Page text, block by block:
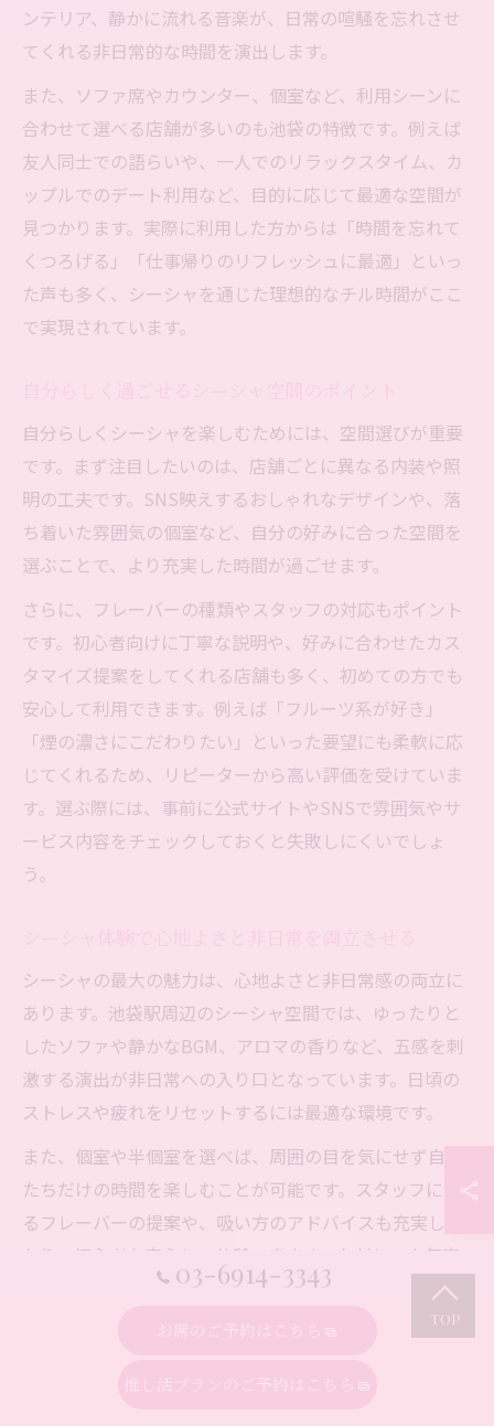
ンテリア、静かに流れる音楽が、日常の喧騒を忘れさせ
てくれる非日常的な時間を演出します。
また、ソファ席やカウンター、個室など、利用シーンに
合わせて選べる店舗が多いのも池袋の特徴です。例えば
友人同士での語らいや、一人でのリラックスタイム、カ
ップルでのデート利用など、目的に応じて最適な空間が
見つかります。実際に利用した方からは「時間を忘れて
くつろげる」「仕事帰りのリフレッシュに最適」といっ
た声も多く、シーシャを通じた理想的なチル時間がここ
で実現されています。
自分らしくシーシャを楽しむためには、空間選びが重要
です。まず注目したいのは、店舗ごとに異なる内装や照
明の工夫です。SNS映えするおしゃれなデザインや、落
ち着いた雰囲気の個室など、自分の好みに合った空間を
選ぶことで、より充実した時間が過ごせます。
さらに、フレーバーの種類やスタッフの対応もポイント
です。初心者向けに丁寧な説明や、好みに合わせたカス
タマイズ提案をしてくれる店舗も多く、初めての方でも
安心して利用できます。例えば「フルーツ系が好き」
「煙の濃さにこだわりたい」といった要望にも柔軟に応
じてくれるため、リピーターから高い評価を受けていま
す。選ぶ際には、事前に公式サイトやSNSで雰囲気やサ
ービス内容をチェックしておくと失敗しにくいでしょ
う。
シーシャの最大の魅力は、心地よさと非日常感の両立に
あります。池袋駅周辺のシーシャ空間では、ゆったりと
したソファや静かなBGM、アロマの香りなど、五感を刺
激する演出が非日常への入り口となっています。日頃の
ストレスや疲れをリセットするには最適な環境です。
また、個室や半個室を選べば、周囲の目を気にせず自分
たちだけの時間を楽しむことが可能です。スタッフによ
るフレーバーの提案や、吸い方のアドバイスも充実して
おり、初心者も安心して体験できます。ただし、人気店
では混雑や予約必須の時間帯もあるため、事前の確認や
ネット予約の活用がおすすめです。こうした配慮が、快
03-6914-3343
お席のご予約はこちら
推し活プランのご予約はこちら